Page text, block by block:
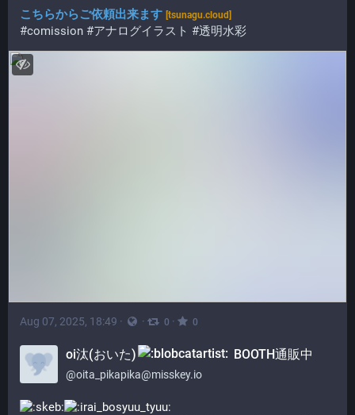
こちらからご依頼出来ます [tsunagu.cloud]
#comission #アナログイラスト #透明水彩
Aug 07, 2025, 18:49 · · 0 · 0
oi汰(おいた) BOOTH通販中
@oita_pikapika@misskey.io